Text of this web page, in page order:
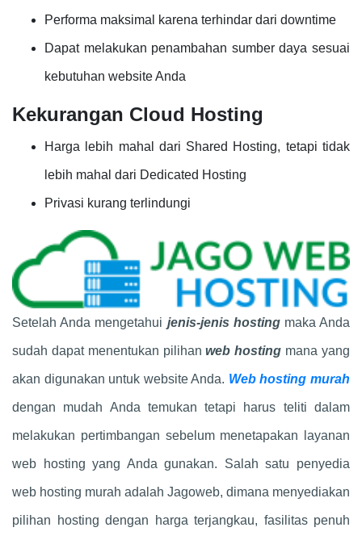
Performa maksimal karena terhindar dari downtime
Dapat melakukan penambahan sumber daya sesuai
kebutuhan website Anda
Kekurangan Cloud Hosting
Harga lebih mahal dari Shared Hosting, tetapi tidak
lebih mahal dari Dedicated Hosting
Privasi kurang terlindungi
Setelah Anda mengetahui jenis-jenis hostingmaka Anda
sudah dapat menentukan pilihanweb hosting mana yang
akan digunakan untuk website Anda. Web hosting murah
dengan mudah Anda temukan tetapi harus teliti dalam
melakukan pertimbangan sebelum menetapakan layanan
web hosting yang Anda gunakan. Salah satu penyedia
web hosting murah adalah Jagoweb, dimana menyediakan
pilihan hosting dengan harga terjangkau, fasilitas penuh